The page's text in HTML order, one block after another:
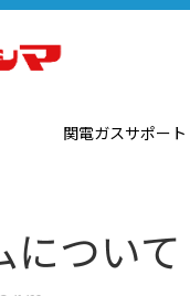
関電ガスサポート